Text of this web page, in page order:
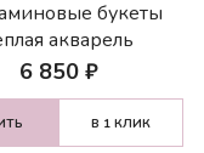
букеты
акварель
6 850₽
В 1 КЛИК